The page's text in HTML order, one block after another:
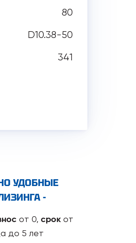
80
D10.38-50
341
УДОБНЫЕ
-
от 0, срокот
до 5 лет